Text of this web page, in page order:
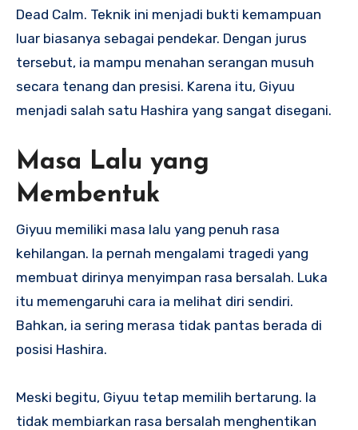
Dead Calm. Teknik ini menjadi bukti kemampuan
luar biasanya sebagai pendekar. Dengan jurus
tersebut, ia mampu menahan serangan musuh
secara tenang dan presisi. Karena itu, Giyuu
menjadi salah satu Hashira yang sangat disegani.
Masa Lalu yang
Membentuk
Giyuu memiliki masa lalu yang penuh rasa
kehilangan. Ia pernah mengalami tragedi yang
membuat dirinya menyimpan rasa bersalah. Luka
itu memengaruhi cara ia melihat diri sendiri.
Bahkan, ia sering merasa tidak pantas berada di
posisi Hashira.
Meski begitu, Giyuu tetap memilih bertarung. Ia
tidak membiarkan rasa bersalah menghentikan